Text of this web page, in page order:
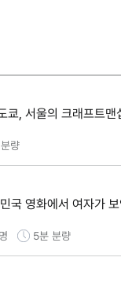
쿄, 서울의 크래프트맨
분량
국 영화에서 여자가
5분 분량